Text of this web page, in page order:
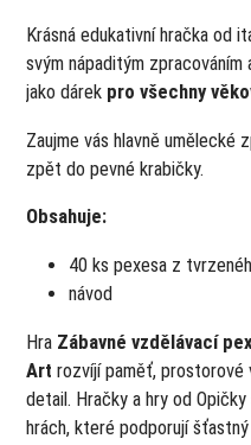
Krásná edukativní hračka od
svým nápaditým
jako dárek pro všechny
Zaujme vás hlavně umělecké
zpět do pevné krabičky.
Obsahuje:
40 ks pexesa z
návod
Hra Zábavné vzdělávací
Art rozvíjí paměť, prostorové
detail. Hračky a hry od
hrách, které podporují